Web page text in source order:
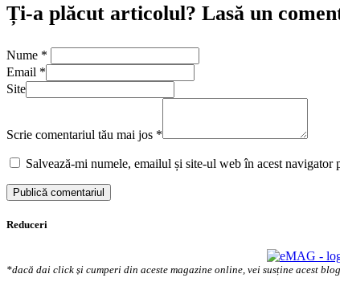
Ți-a plăcut articolul? Lasă un
Nume *
Email *
Site
Scrie comentariul tău mai jos *
Salvează-mi numele, emailul și site-ul web în acest navigator
Reduceri
*dacă dai click și cumperi din aceste magazine online, vei susține acest